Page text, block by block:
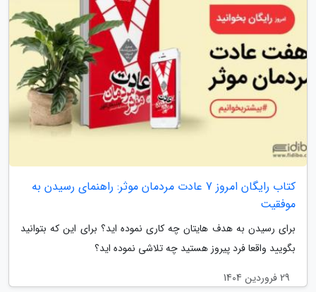
کتاب رایگان امروز 7 عادت مردمان موثر: راهنمای رسیدن به
موفقیت
برای رسیدن به هدف هایتان چه کاری نموده اید؟ برای این که بتوانید
بگویید واقعا فرد پیروز هستید چه تلاشی نموده اید؟
29 فروردین 1404